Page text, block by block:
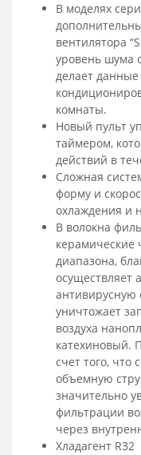
В моделях
вентилятора
уровень шума
делает
комнаты.
Новый пульт
таймером,
действий в
Сложная
форму и
охлаждения и
В волокна
керамические
диапазона,
осуществляет
антивирусную
уничтожает
воздуха
катехиновый.
счет того, что
объемную
значительно
фильтрации
через
Хладагент R32